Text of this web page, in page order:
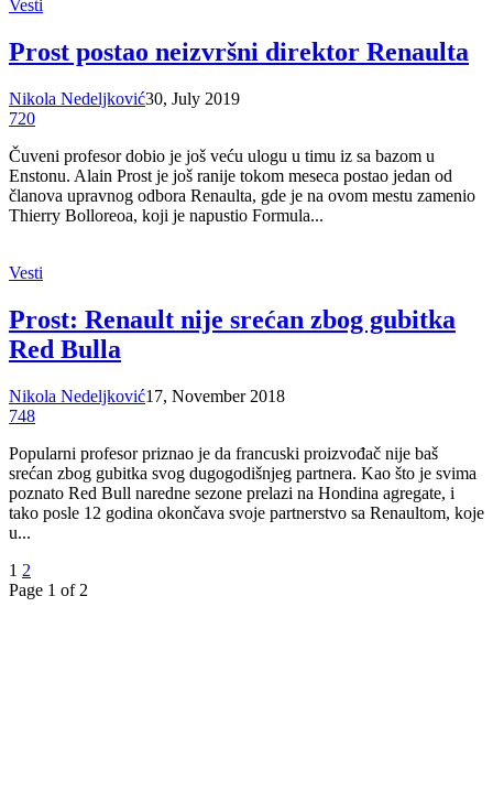
Vesti
Prost postao neizvršni direktor Renaulta
Nikola Nedeljković30, July 2019
720
Čuveni profesor dobio je još veću ulogu u timu iz sa bazom u
Enstonu. Alain Prost je još ranije tokom meseca postao jedan od
članova upravnog odbora Renaulta, gde je na ovom mestu zamenio
Thierry Bolloreoa, koji je napustio Formula...
Vesti
Prost: Renault nije srećan zbog gubitka
Red Bulla
Nikola Nedeljković17, November 2018
748
Popularni profesor priznao je da francuski proizvođač nije baš
srećan zbog gubitka svog dugogodišnjeg partnera. Kao što je svima
poznato Red Bull naredne sezone prelazi na Hondina agregate, i
tako posle 12 godina okončava svoje partnerstvo sa Renaultom, koje
u...
1 2
Page 1 of 2